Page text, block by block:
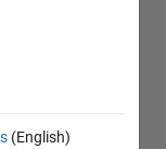
(English)